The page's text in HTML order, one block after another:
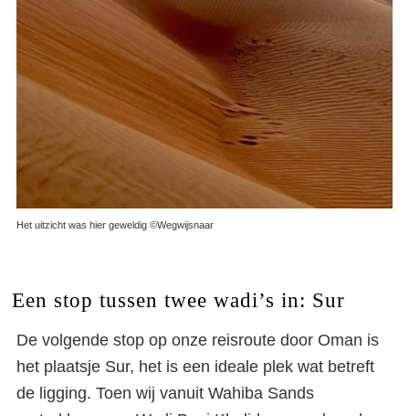
Het uitzicht was hier geweldig ©Wegwijsnaar
Een stop tussen twee wadi’s in: Sur
De volgende stop op onze reisroute door Oman is
het plaatsje Sur, het is een ideale plek wat betreft
de ligging. Toen wij vanuit Wahiba Sands